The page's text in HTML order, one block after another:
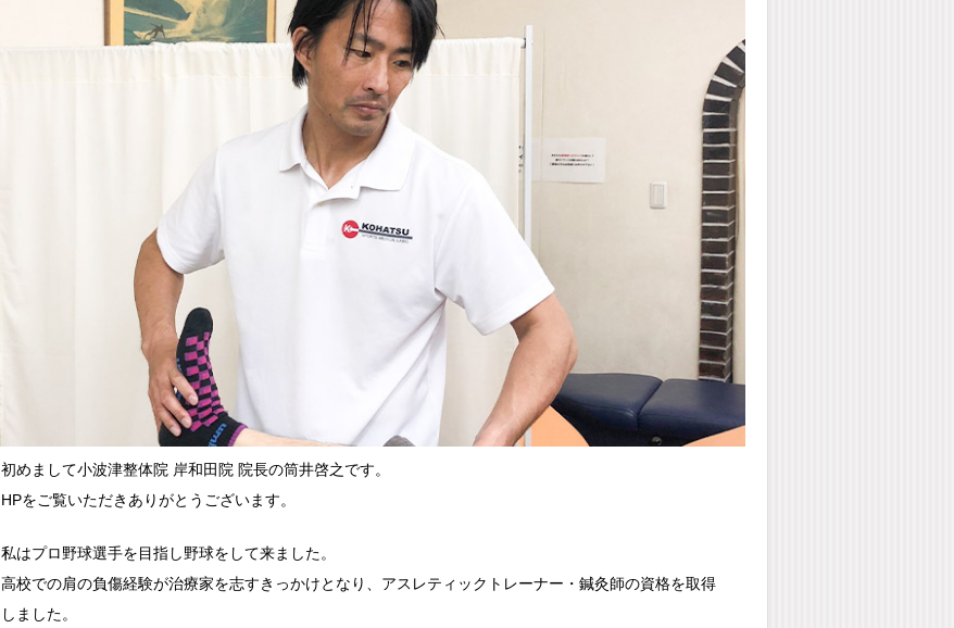
初めまして小波津整体院 岸和田院 院長の筒井啓之です。
HPをご覧いただきありがとうございます。
私はプロ野球選手を目指し野球をして来ました。
高校での肩の負傷経験が治療家を志すきっかけとなり、アスレティックトレーナー・鍼灸師の資格を取得
しました。